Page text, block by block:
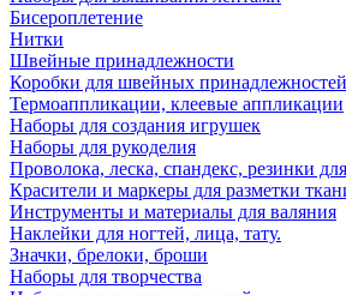
Бисероплетение
Нитки
Швейные принадлежности
Коробки для швейных принадлежностей
Термоаппликации, клеевые аппликации
Наборы для создания игрушек
Наборы для рукоделия
Проволока, леска, спандекс, резинки
Красители и маркеры для разметки
Инструменты и материалы для валяния
Наклейки для ногтей, лица, тату.
Значки, брелоки, броши
Наборы для творчества